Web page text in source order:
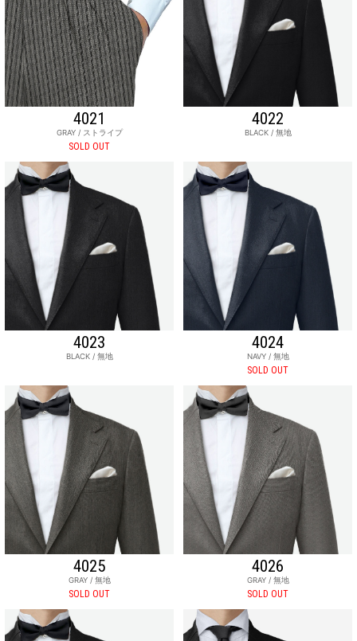
4021
GRAY / ストライプ
SOLD OUT
4022
BLACK / 無地
4023
BLACK / 無地
4024
NAVY / 無地
SOLD OUT
4025
GRAY / 無地
SOLD OUT
4026
GRAY / 無地
SOLD OUT